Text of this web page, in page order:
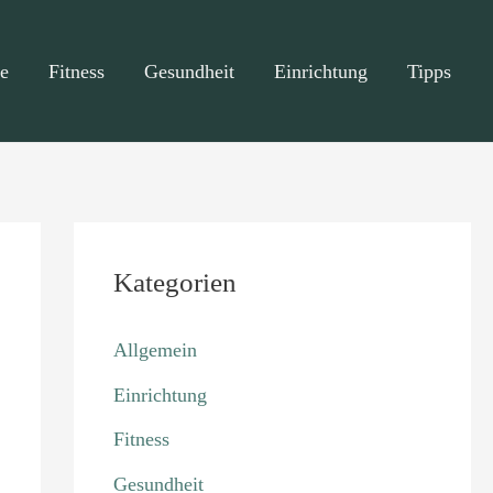
Fitness Gesundheit Einrichtung Tipps
Kategorien
Allgemein
Einrichtung
Fitness
Gesundheit